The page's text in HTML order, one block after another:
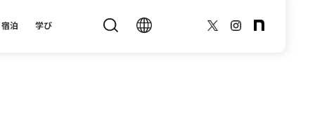
宿泊 学び